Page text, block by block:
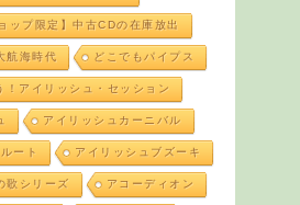
ップ限定】中古CDの在庫放出
航海時代 どこでもパイプス
！アイリッシュ・セッション
アイリッシュカーニバル
ート アイリッシュブズーキ
歌シリーズ アコーディオン